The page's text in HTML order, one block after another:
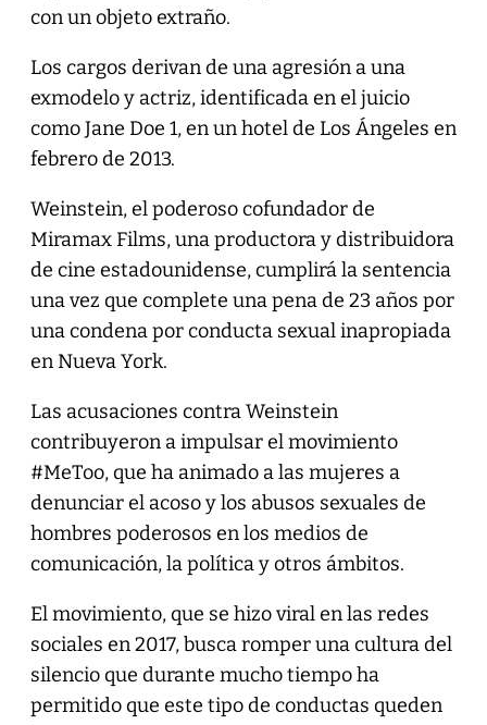
con un objeto extraño.
Los cargos derivan de una agresión a una
exmodelo y actriz, identificada en el juicio
como Jane Doe 1, en un hotel de Los Ángeles en
febrero de 2013.
Weinstein, el poderoso cofundador de
Miramax Films, una productora y distribuidora
de cine estadounidense, cumplirá la sentencia
una vez que complete una pena de 23 años por
una condena por conducta sexual inapropiada
en Nueva York.
Las acusaciones contra Weinstein
contribuyeron a impulsar el movimiento
#MeToo, que ha animado a las mujeres a
denunciar el acoso y los abusos sexuales de
hombres poderosos en los medios de
comunicación, la política y otros ámbitos.
El movimiento, que se hizo viral en las redes
sociales en 2017, busca romper una cultura del
silencio que durante mucho tiempo ha
permitido que este tipo de conductas queden